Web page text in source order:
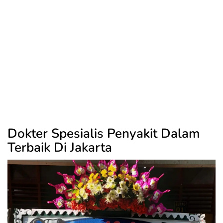
Dokter Spesialis Penyakit Dalam
Terbaik Di Jakarta